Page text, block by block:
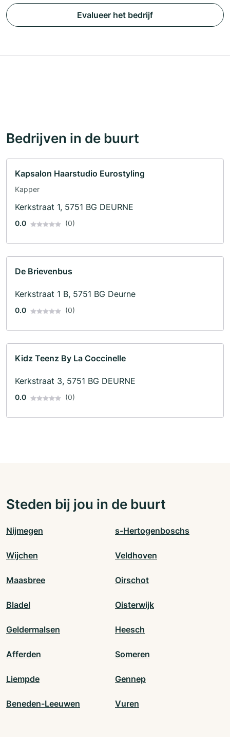
Evalueer het bedrijf
Bedrijven in de buurt
Kapsalon Haarstudio Eurostyling
Kapper
Kerkstraat 1, 5751 BG DEURNE
0.0 (0)
De Brievenbus
Kerkstraat 1 B, 5751 BG Deurne
0.0 (0)
Kidz Teenz By La Coccinelle
Kerkstraat 3, 5751 BG DEURNE
0.0 (0)
Steden bij jou in de buurt
Nijmegen s-Hertogenboschs
Wijchen Veldhoven
Maasbree Oirschot
Bladel Oisterwijk
Geldermalsen Heesch
Afferden Someren
Liempde Gennep
Beneden-Leeuwen Vuren